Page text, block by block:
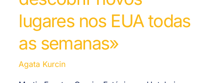
lugares nos EUA todas
as semanas»
Agata Kurcin